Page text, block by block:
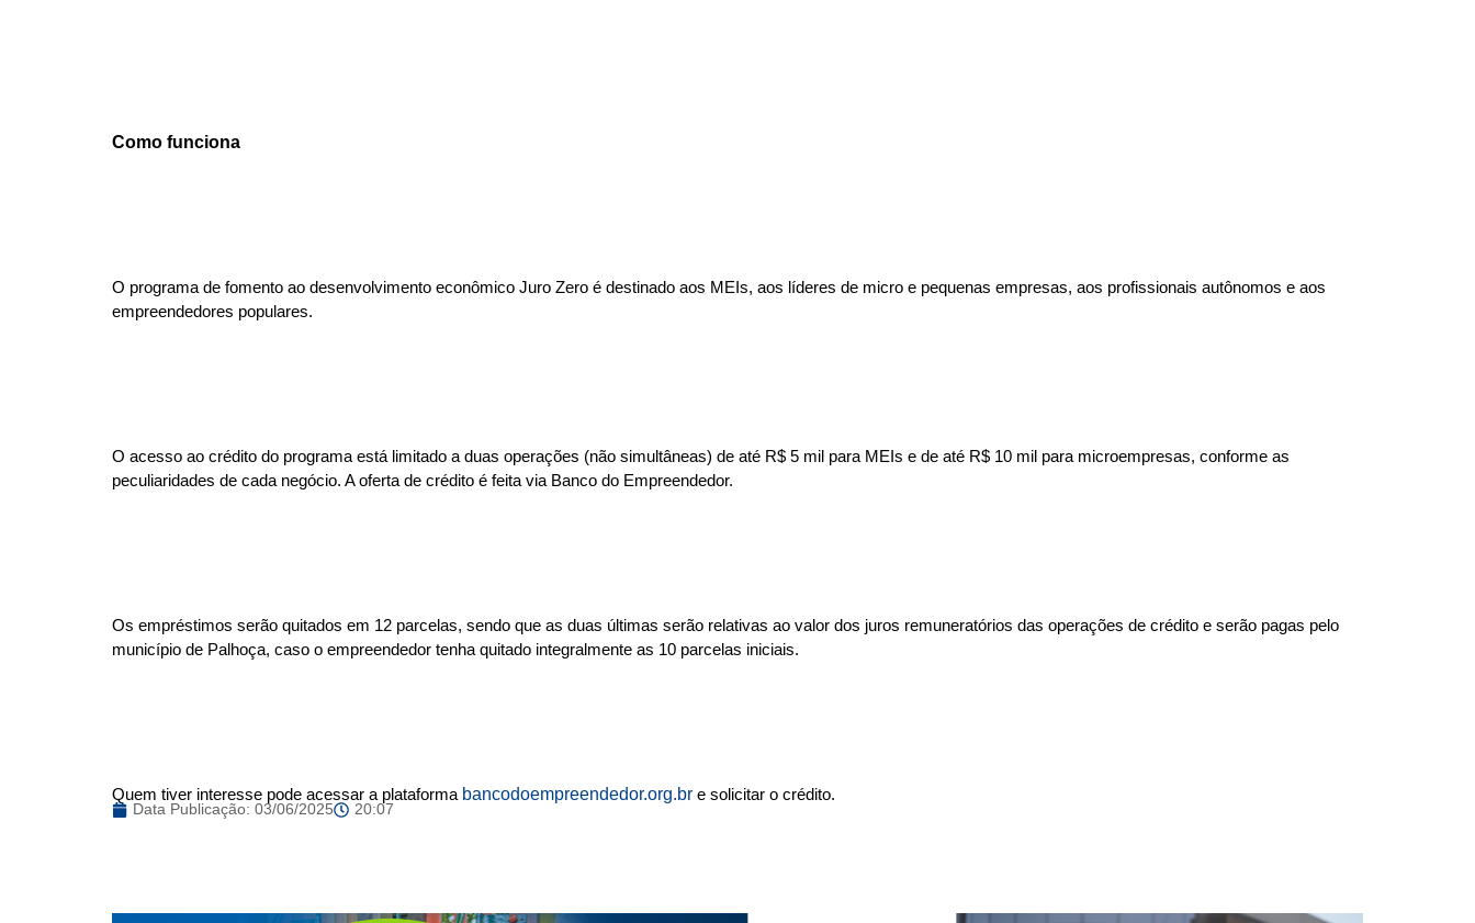
Como funciona
O programa de fomento ao desenvolvimento econômico Juro Zero é destinado aos MEIs, aos líderes de micro e pequenas empresas, aos profissionais autônomos e aos
empreendedores populares.
O acesso ao crédito do programa está limitado a duas operações (não simultâneas) de até R$ 5 mil para MEIs e de até R$ 10 mil para microempresas, conforme as
peculiaridades de cada negócio. A oferta de crédito é feita via Banco do Empreendedor.
Os empréstimos serão quitados em 12 parcelas, sendo que as duas últimas serão relativas ao valor dos juros remuneratórios das operações de crédito e serão pagas pelo
município de Palhoça, caso o empreendedor tenha quitado integralmente as 10 parcelas iniciais.
Quem tiver interesse pode acessar a plataforma bancodoempreendedor.org.br e solicitar o crédito.
Data Publicação: 03/06/2025 20:07